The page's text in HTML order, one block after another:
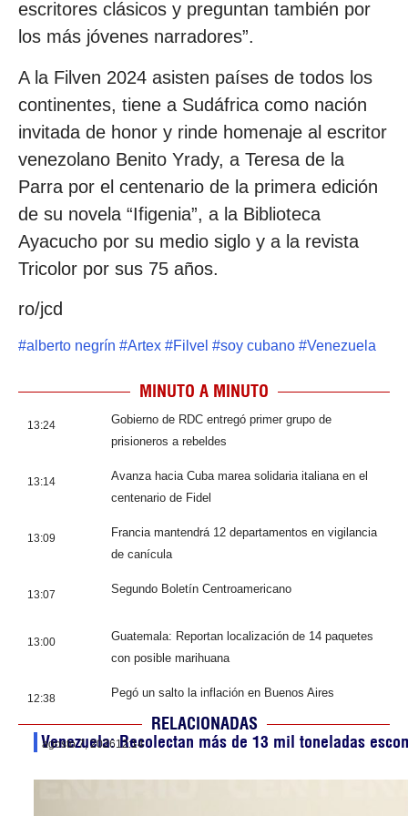
escritores clásicos y preguntan también por
los más jóvenes narradores”.
A la Filven 2024 asisten países de todos los
continentes, tiene a Sudáfrica como nación
invitada de honor y rinde homenaje al escritor
venezolano Benito Yrady, a Teresa de la
Parra por el centenario de la primera edición
de su novela “Ifigenia”, a la Biblioteca
Ayacucho por su medio siglo y a la revista
Tricolor por sus 75 años.
ro/jcd
#alberto negrín #Artex #Filvel #soy cubano #Venezuela
MINUTO A MINUTO
13:24
Gobierno de RDC entregó primer grupo de
prisioneros a rebeldes
13:14
Avanza hacia Cuba marea solidaria italiana en el
centenario de Fidel
13:09
Francia mantendrá 12 departamentos en vigilancia
de canícula
13:07 Segundo Boletín Centroamericano
13:00
Guatemala: Reportan localización de 14 paquetes
con posible marihuana
12:38 Pegó un salto la inflación en Buenos Aires
RELACIONADAS
Venezuela: Recolectan más de 13 mil toneladas
agosto 7, 202612:14